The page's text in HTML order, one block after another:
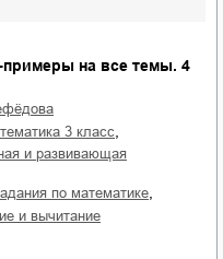
на все темы. 4
3 класс
задания по математике
и вычитание